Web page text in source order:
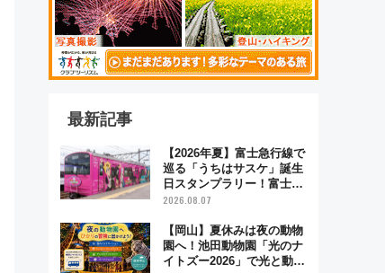
最新記事
【2026年夏】富士急行線で
巡る「うちはサスケ」誕生
日スタンプラリー！富士急
ハイランド限定グルメ＆グ
2026.08.07
【岡山】夏休みは夜の動物
園へ！池田動物園「光のナ
イトズー2026」で光と動物